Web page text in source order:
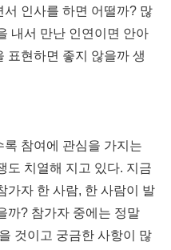
인사를 하면 어떨까? 많
내서 만난 인연이면 안아
표현하면 좋지 않을까 생
참여에 관심을 가지는
도 치열해 지고 있다. 지금
가자 한 사람, 한 사람이 발
까? 참가자 중에는 정말
것이고 궁금한 사항이 많